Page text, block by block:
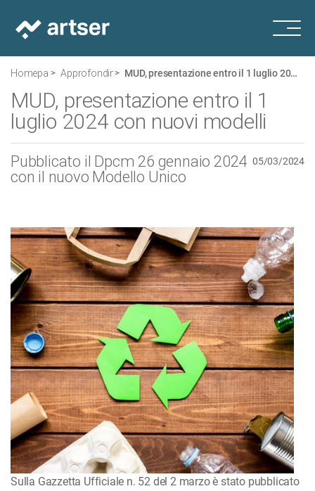
Homepage Approfondimenti MUD, presentazione entro il 1 luglio 2024 con nuovi modelli
MUD, presentazione entro il 1
luglio 2024 con nuovi modelli
Pubblicato il Dpcm 26 gennaio 2024
con il nuovo Modello Unico
05/03/2024
Sulla Gazzetta Ufficiale n. 52 del 2 marzo è stato pubblicato